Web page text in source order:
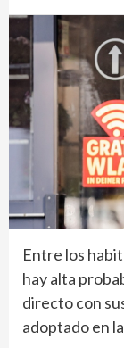
Entre los
hay alta
directo con
adoptado en